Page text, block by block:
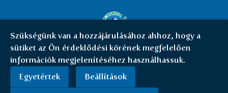
Cookies
Szükségünk van a hozzájárulásához ahhoz, hogy a
sütiket az Ön érdeklődési körének megfelelően
információk megjelenítéséhez használhassuk.
Egyetértek
Beállítások